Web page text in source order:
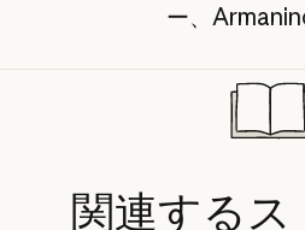
ー、
関連する